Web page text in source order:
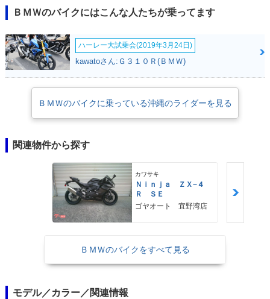
ＢＭＷのバイクにはこんな人たちが乗ってます
ハーレー大試乗会(2019年3月24日)
kawatoさん:Ｇ３１０Ｒ(ＢＭＷ)
ＢＭＷのバイクに乗っている沖縄のライダーを見る
関連物件から探す
カワサキ
Ｎｉｎｊａ ＺＸ−４
Ｒ ＳＥ
ゴヤオート 宜野湾店
ＢＭＷのバイクをすべて見る
モデル／カラー／関連情報